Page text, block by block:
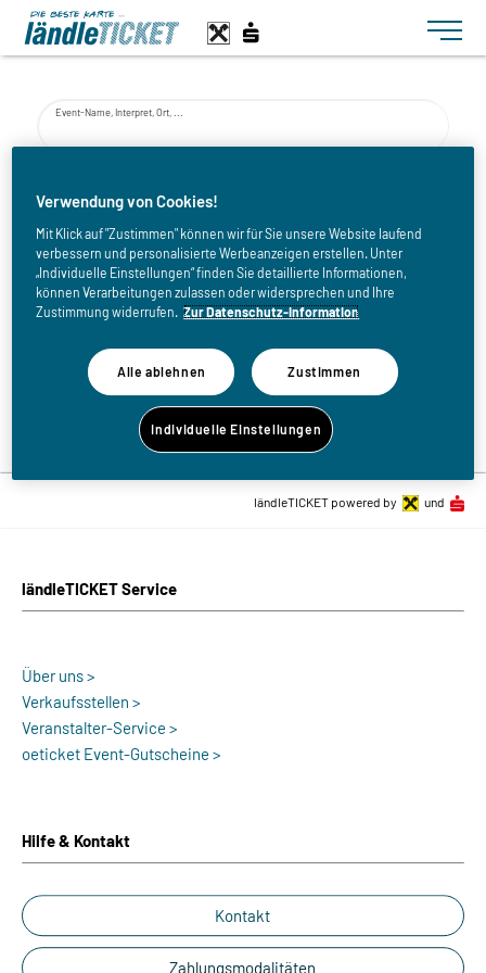
Toggle
Event-Name, Interpret, Ort, ...
bis
Zurück zur Eventliste
ländleTICKET Service
Über uns >
Verkaufsstellen >
Veranstalter-Service >
oeticket Event-Gutscheine >
Hilfe & Kontakt
Kontakt
Zahlungsmodalitäten
ländleTICKET powered by und
Verwendung von Cookies!
Mit Klick auf "Zustimmen" können wir für Sie unsere Website laufend
verbessern und personalisierte Werbeanzeigen erstellen. Unter
„Individuelle Einstellungen“ finden Sie detaillierte Informationen,
können Verarbeitungen zulassen oder widersprechen und Ihre
Zustimmung widerrufen. Zur Datenschutz-Information
Alle ablehnen Zustimmen
Individuelle Einstellungen